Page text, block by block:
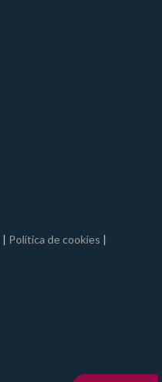
| Política de cookies |